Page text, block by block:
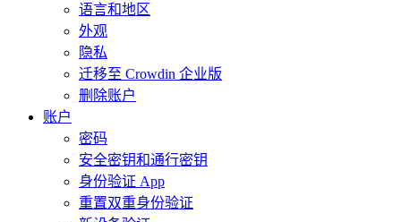
语言和地区
外观
隐私
迁移至 Crowdin 企业版
删除账户
账户
密码
安全密钥和通行密钥
身份验证 App
重置双重身份验证